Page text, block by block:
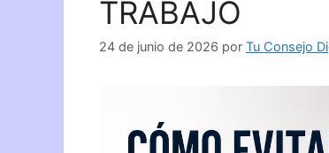
TRABAJO
24 de junio de 2026 por Tu Consejo